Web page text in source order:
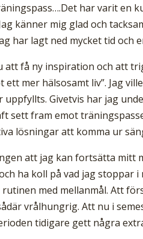
har varit en
känner mig glad och
har lagt ned mycket tid och
få ny inspiration och att
mer hälsosamt liv”. Jag
uppfyllts. Givetvis har jag
sett fram emot
lösningar att komma ur
att jag kan fortsätta mitt
ha koll på vad jag stoppar i
med mellanmål. Att
vrålhungrig. Att nu i
tidigare gett några